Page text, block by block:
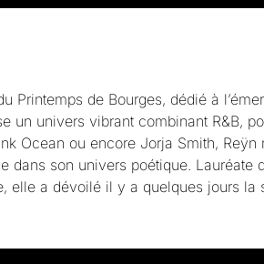
Printemps de Bourges, dédié à
un univers vibrant combinant R&B,
Ocean ou encore Jorja Smith, Reÿn
dans son univers poétique. Lauréate
elle a dévoilé il y a quelques jours la